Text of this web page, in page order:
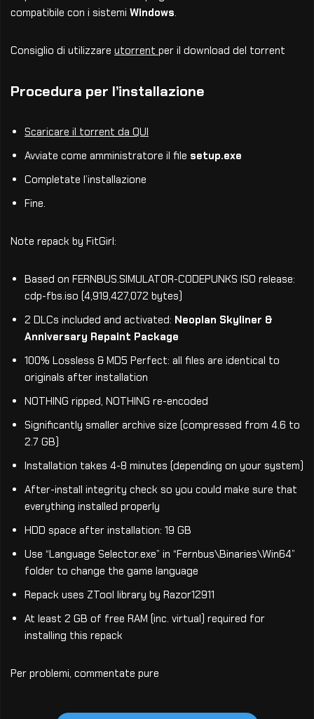
compatibile con i sistemi Windows.
Consiglio di utilizzare utorrent per il download del torrent
Procedura per l’installazione
Scaricare il torrent da QUI
Avviate come amministratore il file setup.exe
Completate l’installazione
Fine.
Note repack by FitGirl:
Based on FERNBUS.SIMULATOR-CODEPUNKS ISO release:
cdp-fbs.iso (4,919,427,072 bytes)
2 DLCs included and activated: Neoplan Skyliner &
Anniversary Repaint Package
100% Lossless & MD5 Perfect: all files are identical to
originals after installation
NOTHING ripped, NOTHING re-encoded
Significantly smaller archive size (compressed from 4.6 to
2.7 GB)
Installation takes 4-8 minutes (depending on your system)
After-install integrity check so you could make sure that
everything installed properly
HDD space after installation: 19 GB
Use “Language Selector.exe” in “Fernbus\Binaries\Win64”
folder to change the game language
Repack uses ZTool library by Razor12911
At least 2 GB of free RAM (inc. virtual) required for
installing this repack
Per problemi, commentate pure